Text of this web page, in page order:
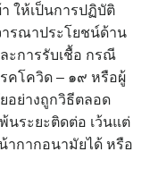
ศบาลตำบลปัว
ให้เป็นการปฏิบัติ
รณาประโยชน์ด้าน
ะการรับเชื้อ กรณี
คโควิด – ๑๙ หรือผู้
อย่างถูกวิธีตลอด
นระยะติดต่อ เว้นแต่
กากอนามัยได้ หรือ